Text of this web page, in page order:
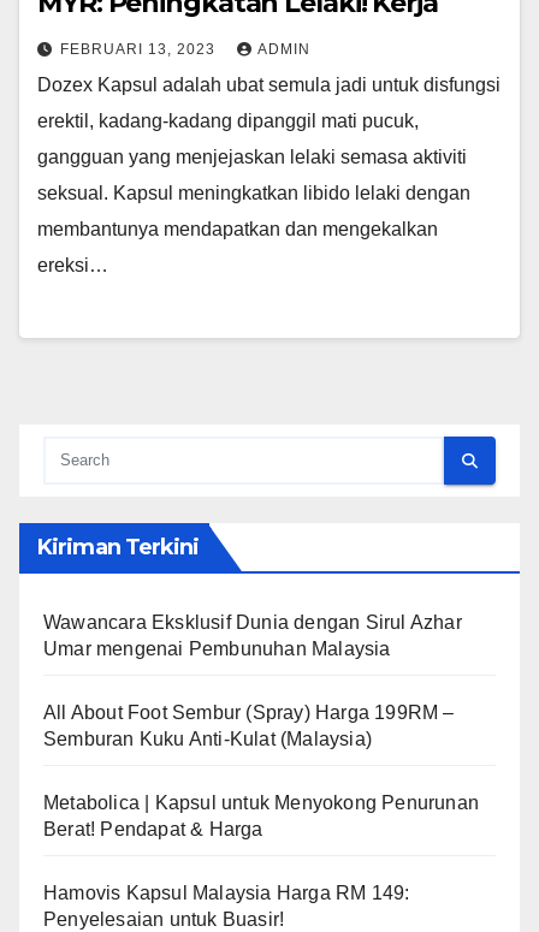
FEBRUARI 13, 2023 ADMIN
Dozex Kapsul adalah ubat semula jadi untuk disfungsi
erektil, kadang-kadang dipanggil mati pucuk,
gangguan yang menjejaskan lelaki semasa aktiviti
seksual. Kapsul meningkatkan libido lelaki dengan
membantunya mendapatkan dan mengekalkan
ereksi…
Kiriman Terkini
Wawancara Eksklusif Dunia dengan Sirul Azhar
Umar mengenai Pembunuhan Malaysia
All About Foot Sembur (Spray) Harga 199RM –
Semburan Kuku Anti-Kulat (Malaysia)
Metabolica | Kapsul untuk Menyokong Penurunan
Berat! Pendapat & Harga
Hamovis Kapsul Malaysia Harga RM 149:
Penyelesaian untuk Buasir!